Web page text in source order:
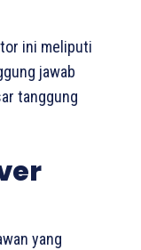
ini meliputi
jawab
tanggung
yang